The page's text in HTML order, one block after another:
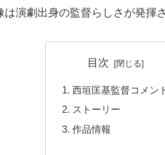
演劇出身の監督らしさが発揮
目次
西垣匡基監督コメン
ストーリー
作品情報